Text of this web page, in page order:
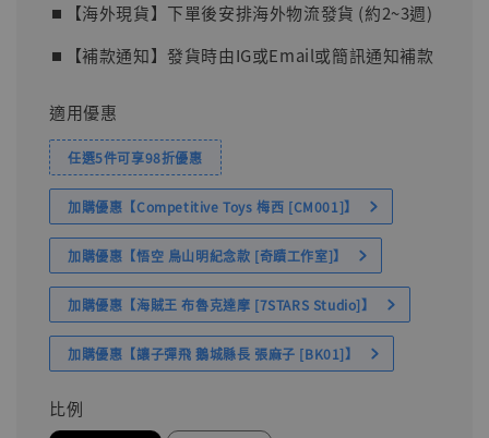
⏹︎【海外現貨】下單後安排海外物流發貨 (約2~3週)
⏹︎【補款通知】發貨時由IG或Email或簡訊通知補款
適用優惠
任選5件可享98折優惠
加購優惠【Competitive Toys 梅西 [CM001]】
加購優惠【悟空 鳥山明紀念款 [奇蹟工作室]】
加購優惠【海賊王 布魯克達摩 [7STARS Studio]】
加購優惠【讓子彈飛 鵝城縣長 張麻子 [BK01]】
比例